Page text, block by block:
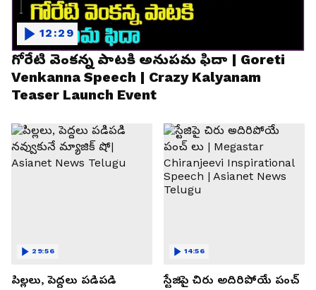
గోరేటి వెంకన్న పాటకి అనుపమ ఫిదా | Goreti
Venkanna Speech | Crazy Kalyanam
Teaser Launch Event
12:29
పిల్లలు, పెద్దలు పడిపడి
29:56
స్టేజిపై చిరు అదిరిపోయే పంచ్
14:56